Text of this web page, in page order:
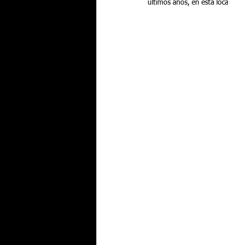
últimos años, en esta